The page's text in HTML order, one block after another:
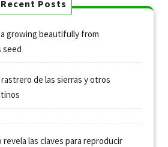
Recent Posts
growing beautifully from
seed
rastrero de las sierras y otros
revela las claves para reproducir